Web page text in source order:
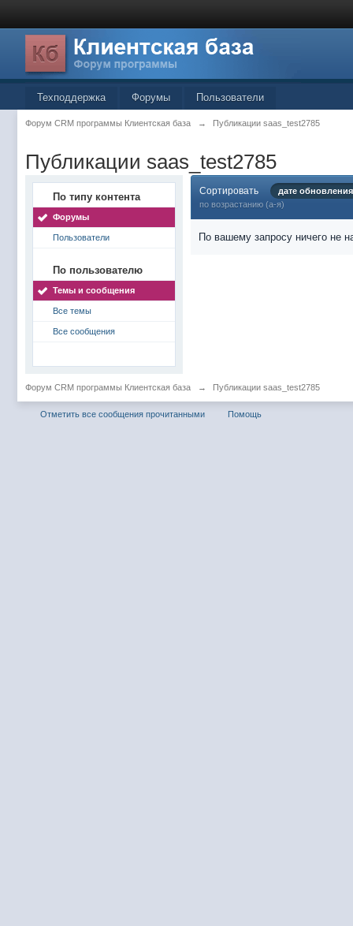
Техподдержка Форумы Пользователи
Форум CRM программы Клиентская база → Публикации saas_test2785
Публикации saas_test2785
По типу контента
Форумы
Пользователи
По пользователю
Темы и сообщения
Все темы
Все сообщения
Сортировать
дате обновления
по возрастанию (а-я)
По вашему запросу ничего не
Форум CRM программы Клиентская база → Публикации saas_test2785
Отметить все сообщения прочитанными Помощь